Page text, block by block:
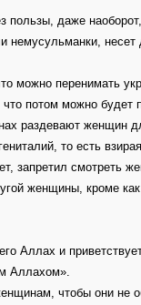
пользы, даже
можно перенимать
потом можно будет
раздевают женщин
то есть
запретил смотреть
женщины, кроме
Аллах и
Аллахом».
чтобы они не